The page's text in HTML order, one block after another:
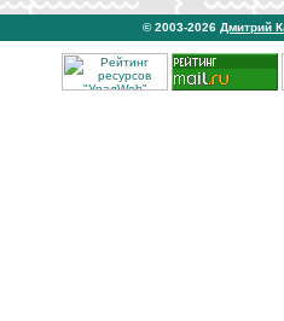
© 2003-2026 Дмитрий